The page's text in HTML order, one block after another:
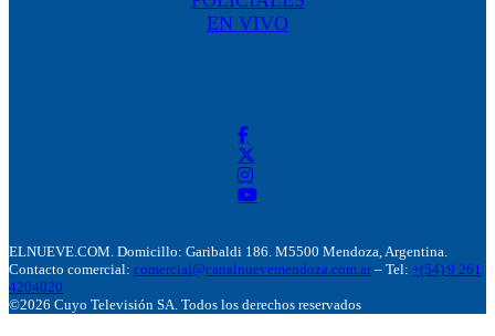
EN VIVO
ELNUEVE.COM. Domicillo: Garibaldi 186. M5500 Mendoza, Argentina.
Contacto comercial: comercial@canalnuevemendoza.com.ar – Tel: +(54) 9 261
4204020
©2026 Cuyo Televisión SA. Todos los derechos reservados